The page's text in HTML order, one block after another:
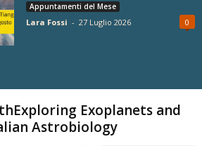
Appuntamenti del Mese
Lara Fossi - 27 Luglio 2026 0
Exoplanets and
Astrobiology